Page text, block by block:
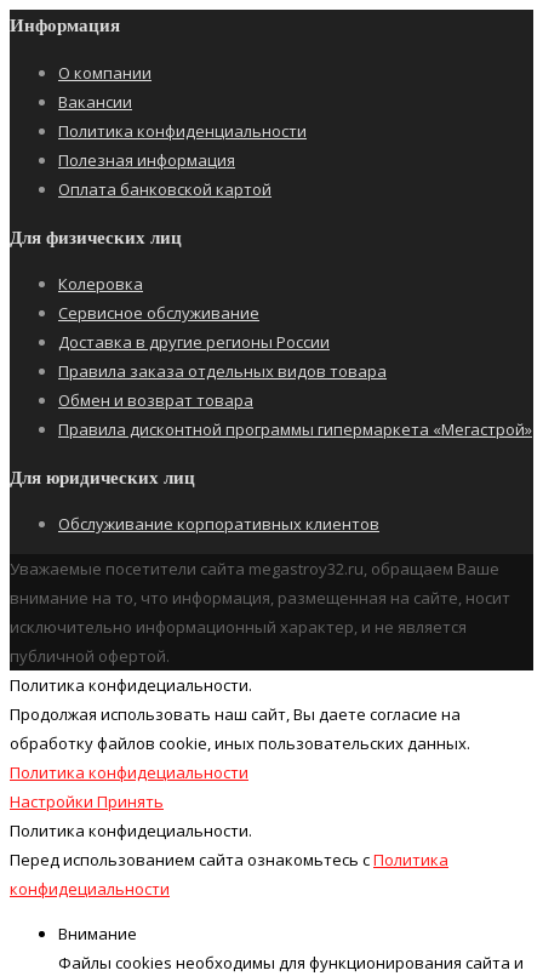
Информация
О компании
Вакансии
Политика конфиденциальности
Полезная информация
Оплата банковской картой
Для физических лиц
Колеровка
Сервисное обслуживание
Доставка в другие регионы России
Правила заказа отдельных видов товара
Обмен и возврат товара
Правила дисконтной программы гипермаркета «Мегастрой»
Для юридических лиц
Обслуживание корпоративных клиентов
Уважаемые посетители сайта megastroy32.ru, обращаем Ваше
внимание на то, что информация, размещенная на сайте, носит
исключительно информационный характер, и не является
публичной офертой.
Политика конфидециальности.
Продолжая использовать наш cайт, Вы даете согласие на
обработку файлов cookie, иных пользовательских данных.
Политика конфидециальности
Настройки Принять
Политика конфидециальности.
Перед использованием сайта ознакомьтесь сПолитика
конфидециальности
Внимание
Файлы cookies необходимы для функционирования сайта и